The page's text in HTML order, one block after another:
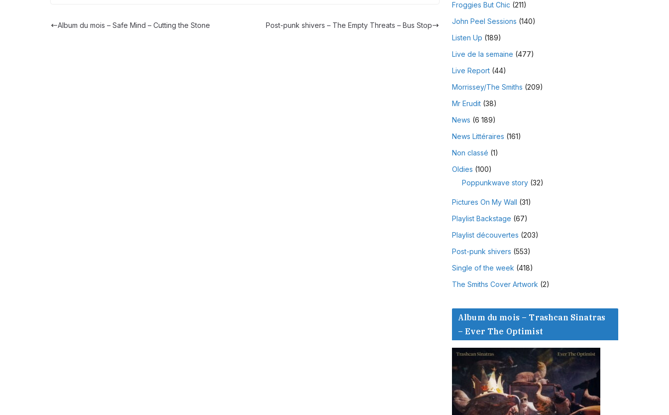
Album du mois – Safe Mind – Cutting the Stone Post-punk shivers – The Empty Threats – Bus Stop
Froggies But Chic (211)
John Peel Sessions (140)
Listen Up (189)
Live de la semaine (477)
Live Report(44)
Morrissey/The Smiths (209)
Mr Erudit(38)
News (6 189)
News Littéraires (161)
Non classé (1)
Oldies (100)
Poppunkwave story(32)
Pictures On My Wall (31)
Playlist Backstage (67)
Playlist découvertes (203)
Post-punk shivers (553)
Single of the week (418)
The Smiths Cover Artwork (2)
Album du mois – Trashcan Sinatras
– Ever The Optimist